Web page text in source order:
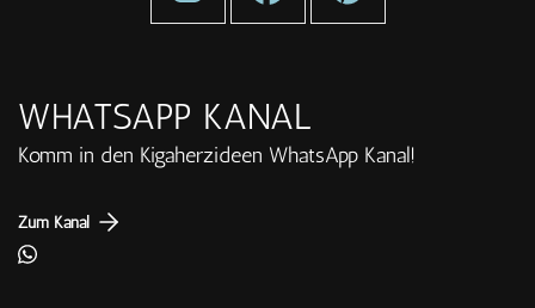
WHATSAPP KANAL
Komm in den Kigaherzideen WhatsApp Kanal!
Zum Kanal